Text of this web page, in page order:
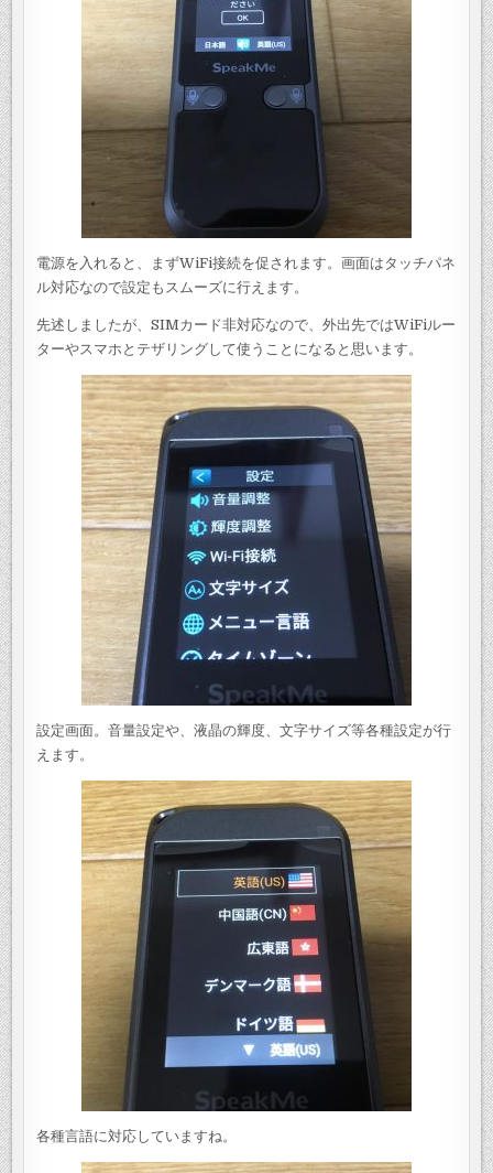
電源を入れると、まずWiFi接続を促されます。画面はタッチパネ
ル対応なので設定もスムーズに行えます。
先述しましたが、SIMカード非対応なので、外出先ではWiFiルー
ターやスマホとテザリングして使うことになると思います。
設定画面。音量設定や、液晶の輝度、文字サイズ等各種設定が行
えます。
各種言語に対応していますね。